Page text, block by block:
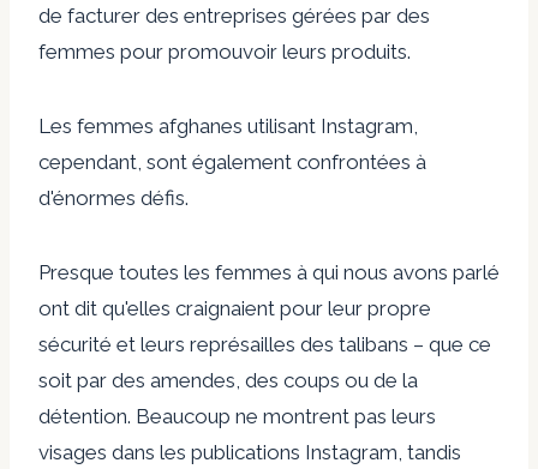
de facturer des entreprises gérées par des
femmes pour promouvoir leurs produits.
Les femmes afghanes utilisant Instagram,
cependant, sont également confrontées à
d'énormes défis.
Presque toutes les femmes à qui nous avons parlé
ont dit qu'elles craignaient pour leur propre
sécurité et leurs représailles des talibans – que ce
soit par des amendes, des coups ou de la
détention. Beaucoup ne montrent pas leurs
visages dans les publications Instagram, tandis